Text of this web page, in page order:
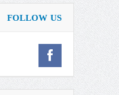
FOLLOW US